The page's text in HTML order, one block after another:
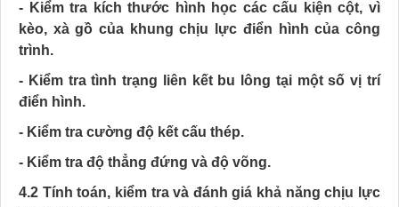
- Kiểm tra kích thước hình học các cấu kiện cột, vì
kèo, xà gồ của khung chịu lực điển hình của công
trình.
- Kiểm tra tình trạng liên kết bu lông tại một số vị trí
điển hình.
- Kiểm tra cường độ kết cấu thép.
- Kiểm tra độ thẳng đứng và độ võng.
4.2 Tính toán, kiểm tra và đánh giá khả năng chịu lực